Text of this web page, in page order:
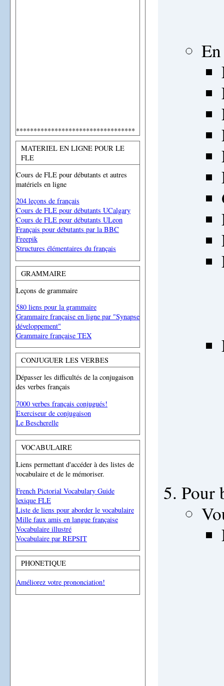
**********************************
MATERIEL EN LIGNE POUR LE
FLE
Cours de FLE pour débutants et autres
matériels en ligne
204 leçons de français
Cours de FLE pour débutants UCalgary
Cours de FLE pour débutants ULeon
Français pour débutants par la BBC
Freepik
Structures élémentaires du français
GRAMMAIRE
Leçons de grammaire
580 liens pour la grammaire
Grammaire française en ligne par "Synapse
développement"
Grammaire française TEX
CONJUGUER LES VERBES
Dépasser les difficultés de la conjugaison
des verbes français
7000 verbes français conjugués!
Exerciseur de conjugaison
Le Bescherelle
VOCABULAIRE
Liens permettant d'accéder à des listes de
vocabulaire et de le mémoriser.
French Pictorial Vocabulary Guide
lexique FLE
Liste de liens pour aborder le vocabulaire
Mille faux amis en langue française
Vocabulaire illustré
Vocabulaire par REPSIT
PHONETIQUE
Améliorez votre prononciation!
Pour